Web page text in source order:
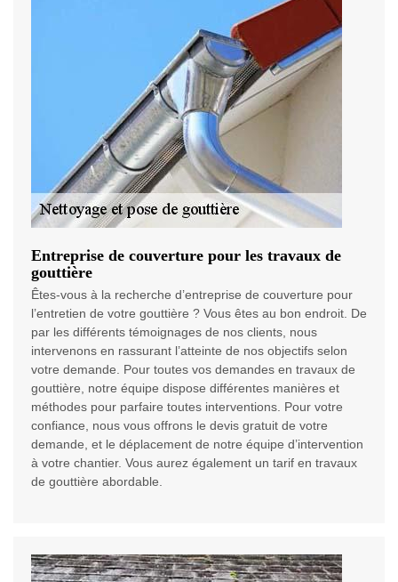
Entreprise de couverture pour les travaux de
gouttière
Êtes-vous à la recherche d’entreprise de couverture pour
l’entretien de votre gouttière ? Vous êtes au bon endroit. De
par les différents témoignages de nos clients, nous
intervenons en rassurant l’atteinte de nos objectifs selon
votre demande. Pour toutes vos demandes en travaux de
gouttière, notre équipe dispose différentes manières et
méthodes pour parfaire toutes interventions. Pour votre
confiance, nous vous offrons le devis gratuit de votre
demande, et le déplacement de notre équipe d’intervention
à votre chantier. Vous aurez également un tarif en travaux
de gouttière abordable.